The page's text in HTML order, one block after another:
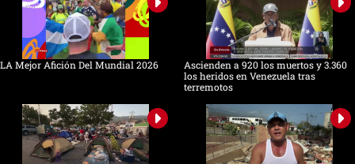
LA Mejor Afición Del Mundial 2026
Ascienden a 920 los muertos y 3.360
los heridos en Venezuela tras
terremotos